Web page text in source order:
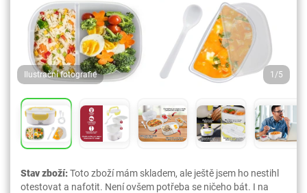
Ilustrační fotografie 1/5
Stav zboží:Toto zboží mám skladem, ale ještě jsem ho nestihl
otestovat a nafotit. Není ovšem potřeba se ničeho bát. I na